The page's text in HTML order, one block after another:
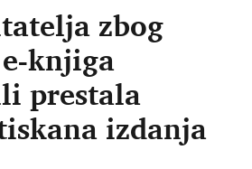
zbog
knjiga
prestala
izdanja